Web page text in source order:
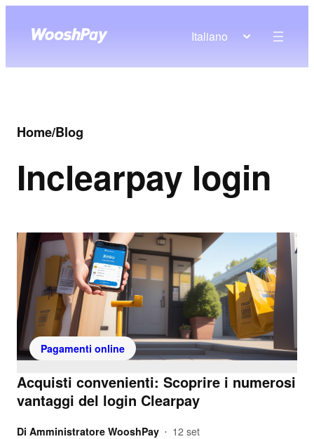
Italiano
Home/Blog
Inclearpay login
Pagamenti online
Acquisti convenienti: Scoprire i numerosi
vantaggi del login Clearpay
Di Amministratore WooshPay • 12 set